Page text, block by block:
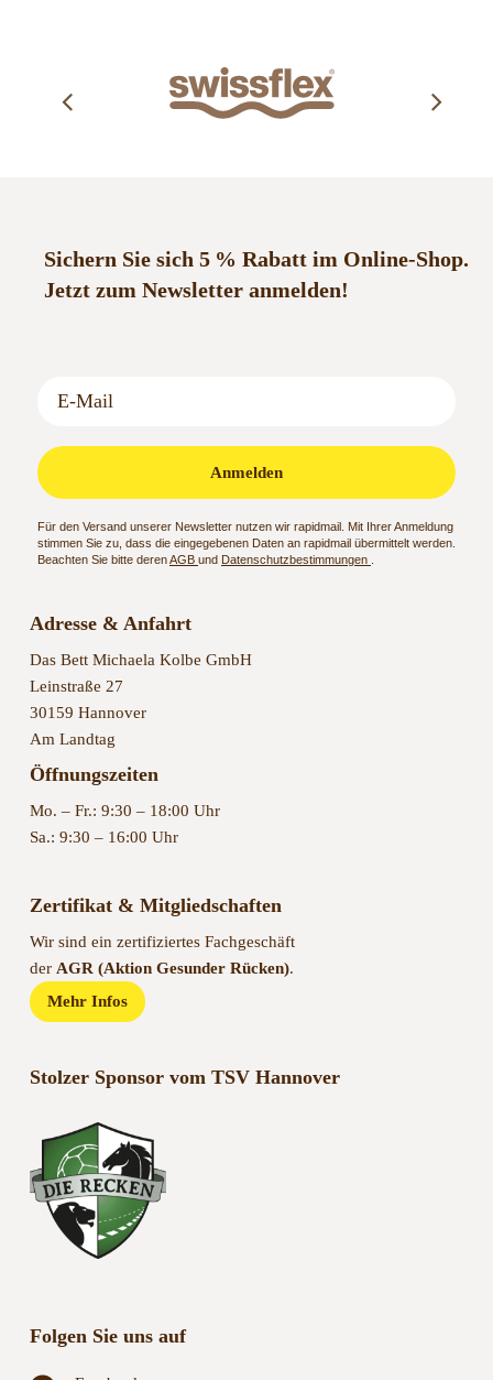
Sichern Sie sich 5 % Rabatt im Online-Shop.
Jetzt zum Newsletter anmelden!
Anmelden
Für den Versand unserer Newsletter nutzen wir rapidmail. Mit Ihrer Anmeldung
stimmen Sie zu, dass die eingegebenen Daten an rapidmail übermittelt werden.
Beachten Sie bitte derenAGB und Datenschutzbestimmungen
Adresse & Anfahrt
Das Bett Michaela Kolbe GmbH
Leinstraße 27
30159 Hannover
Am Landtag
Öffnungszeiten
Mo. – Fr.: 9:30 – 18:00 Uhr
Sa.: 9:30 – 16:00 Uhr
Zertifikat & Mitgliedschaften
Wir sind ein zertifiziertes Fachgeschäft
der AGR (Aktion Gesunder Rücken).
Mehr Infos
Stolzer Sponsor vom TSV Hannover
Folgen Sie uns auf